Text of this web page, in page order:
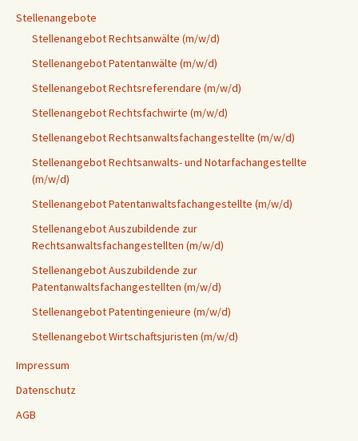
Stellenangebote
Stellenangebot Rechtsanwälte (m/w/d)
Stellenangebot Patentanwälte (m/w/d)
Stellenangebot Rechtsreferendare (m/w/d)
Stellenangebot Rechtsfachwirte (m/w/d)
Stellenangebot Rechtsanwaltsfachangestellte (m/w/d)
Stellenangebot Rechtsanwalts- und Notarfachangestellte
(m/w/d)
Stellenangebot Patentanwaltsfachangestellte (m/w/d)
Stellenangebot Auszubildende zur
Rechtsanwaltsfachangestellten (m/w/d)
Stellenangebot Auszubildende zur
Patentanwaltsfachangestellten (m/w/d)
Stellenangebot Patentingenieure (m/w/d)
Stellenangebot Wirtschaftsjuristen (m/w/d)
Impressum
Datenschutz
AGB